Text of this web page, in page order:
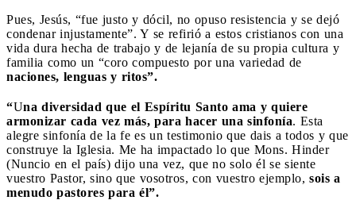
Pues, Jesús, “fue justo y dócil, no opuso resistencia y se dejó
condenar injustamente”. Y se refirió a estos cristianos con una
vida dura hecha de trabajo y de lejanía de su propia cultura y
familia como un “coro compuesto por una variedad de
naciones, lenguas y ritos”.
“Una diversidad que el Espíritu Santo ama y quiere
armonizar cada vez más, para hacer una sinfonía. Esta
alegre sinfonía de la fe es un testimonio que dais a todos y que
construye la Iglesia. Me ha impactado lo que Mons. Hinder
(Nuncio en el país) dijo una vez, que no solo él se siente
vuestro Pastor, sino que vosotros, con vuestro ejemplo, sois a
menudo pastores para él”.